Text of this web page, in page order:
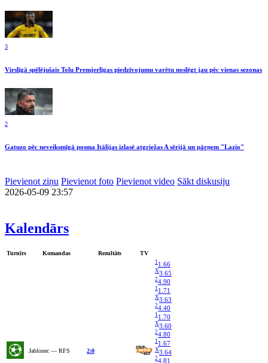
3
Virslīgā spēlējušais Tolu Premjerlīgas piedzīvojumu varētu noslēgt jau pēc vienas sezonas
2
Gatuzo pēc neveiksmīgā posma Itālijas izlasē atgriežas A sērijā un pārņem "Lazio"
Pievienot ziņu Pievienot foto Pievienot video Sākt diskusiju
2026-05-09 23:57
Kalendārs
Turnīrs Komandas Rezultāts TV
Jablonec — RFS 2:0
1 1.66
X3.65
24.90
1 1.71
X3.63
24.40
1 1.70
X3.60
24.80
1 1.67
X3.64
24.81